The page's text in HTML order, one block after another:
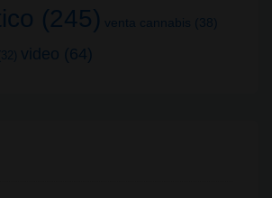
(245) venta cannabis (38)
video (64)